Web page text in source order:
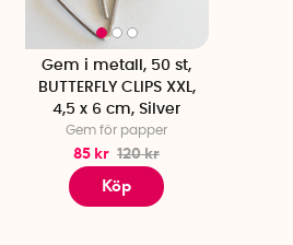
Gem i metall, 50 st,
BUTTERFLY CLIPS XXL,
4,5 x 6 cm, Silver
Gem för papper
85 kr 120 kr
Köp